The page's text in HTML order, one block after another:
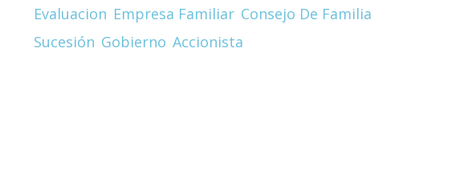
Evaluacion Empresa Familiar Consejo De Familia
Sucesión Gobierno Accionista